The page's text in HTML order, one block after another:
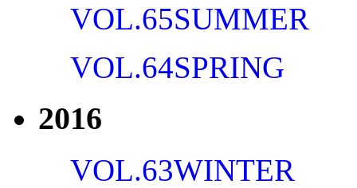
VOL.65SUMMER
VOL.64SPRING
2016
VOL.63WINTER